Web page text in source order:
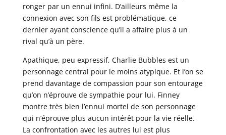
ronger par un ennui infini. D’ailleurs même la
connexion avec son fils est problématique, ce
dernier ayant conscience qu’il a affaire plus à un
rival qu’à un père.
Apathique, peu expressif, Charlie Bubbles est un
personnage central pour le moins atypique. Et l’on se
prend davantage de compassion pour son entourage
qu’on n’éprouve de sympathie pour lui. Finney
montre très bien l’ennui mortel de son personnage
qui n’éprouve plus aucun intérêt pour la vie réelle.
La confrontation avec les autres lui est plus